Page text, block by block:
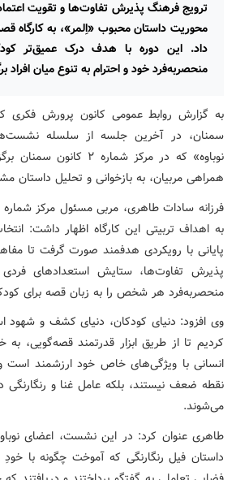
ترویج فرهنگ پذیرش تفاوت‌ها و تقویت
محوریت داستان محبوب «اِلمر»، به کارگاه
داد. این دوره با هدف درک عمیق‌تر
منحصربه‌فرد خود و احترام به تنوع میان افراد
به گزارش روابط عمومی کانون پرورش فکری
سمنان، در آخرین جلسه از سلسله
نوباوه» که در مرکز شماره
همراهی مربیان، به بازخوانی و تحلیل داستان
به اهداف تربیتی این کارگاه اظهار داشت:
پایانی با رویکردی هدفمند صورت گرفت تا
پذیرش تفاوت‌ها، ستایش استعدادهای فردی
منحصربه‌فرد هر شخص را به زبان قصه برای
وی افزود: دنیای کودکان، دنیای کشف و شهود
کردیم تا از طریق ابزار قدرتمند قصه‌گویی، به
انسانی با ویژگی‌های خاص خود ارزشمند است
نقطه ضعف نیستند، بلکه عامل غنا و رنگارنگی
می‌شوند.
طاهری عنوان کرد: در این نشست، اعضای
داستان فیل رنگارنگی که آموخت چگونه با